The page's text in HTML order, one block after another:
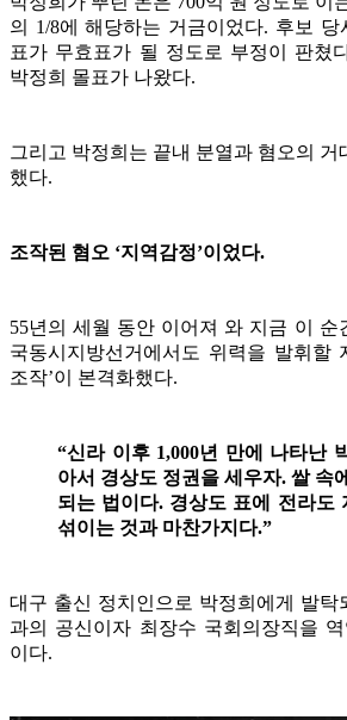
의 1/8에 해당하는 거금이었다. 후보 당
표가 무효표가 될 정도로 부정이 판쳤
박정희 몰표가 나왔다.
그리고 박정희는 끝내 분열과 혐오의 거
했다.
조작된 혐오 ‘지역감정’이었다.
55년의 세월 동안 이어져 와 지금 이 순
국동시지방선거에서도 위력을 발휘할
조작’이 본격화했다.
“신라 이후 1,000년 만에 나타난
아서 경상도 정권을 세우자. 쌀 속
되는 법이다. 경상도 표에 전라도
섞이는 것과 마찬가지다.”
대구 출신 정치인으로 박정희에게 발탁
과의 공신이자 최장수 국회의장직을 역
이다.